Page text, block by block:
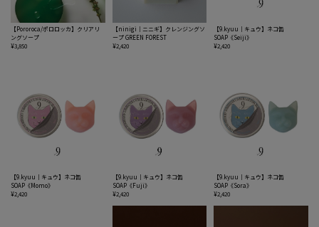
【Pororoca/ポロロッカ】クリアリ
ングソープ
¥3,850
【ninigi｜ニニギ】クレンジングソ
ープ GREEN FOREST
¥2,420
【9.kyuu｜キュウ】ネコ缶
SOAP《Seiji》
¥2,420
【9.kyuu｜キュウ】ネコ缶
SOAP《Momo》
¥2,420
【9.kyuu｜キュウ】ネコ缶
SOAP《Fuji》
¥2,420
【9.kyuu｜キュウ】ネコ缶
SOAP《Sora》
¥2,420